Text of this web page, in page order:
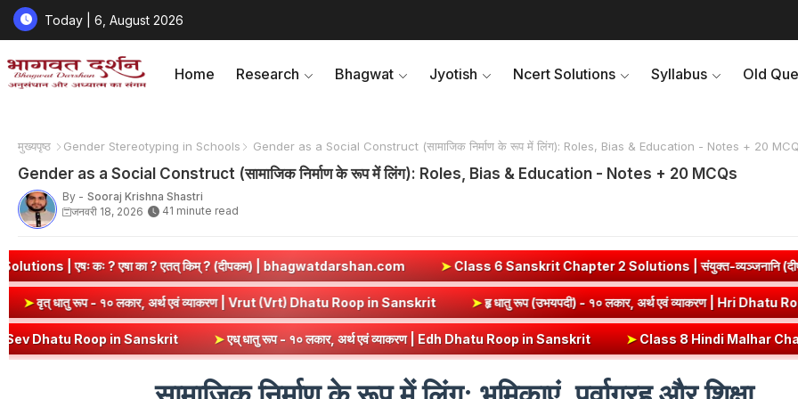
Today | 6, August 2026
Home Research Bhagwat Jyotish Ncert Solutions Syllabus Old
मुख्यपृष्ठ ​Gender Stereotyping in Schools Gender as a Social Construct (सामाजिक निर्माण के रूप में लिंग): Roles, Bias & Education - Notes + 20
Gender as a Social Construct (सामाजिक निर्माण के रूप में लिंग): Roles, Bias & Education - Notes + 20 MCQs
By - Sooraj Krishna Shastri
जनवरी 18, 2026
41 minute read
किम् ? (दीपकम) | bhagwatdarshan.com ➤Class 6 Sanskrit Chapter 2 Solutions | संयुक्त-व्यञ्जनानि (दीपकम) |
Dhatu Roop in Sanskrit ➤वृत् धातु रूप - १० लकार, अर्थ एवं व्याकरण | Vrut (Vrt) Dhatu Roop in Sanskrit ➤हृ धातु रूप (उभयपदी) - १० लकार,
➤एध् धातु रूप - १० लकार, अर्थ एवं व्याकरण | Edh Dhatu Roop in Sanskrit ➤Class 8 Hindi Malhar Chapter 4 Haridwar | हरिद्वार पाठ